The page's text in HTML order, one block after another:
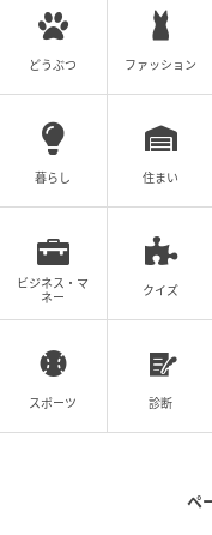
チェックシャツの
りシルエットなので
軽やかさもプラスし
どうぶつ ファッション
暮らし 住まい
ビジネス・マ
ネー
クイズ
スポーツ 診断
ペ